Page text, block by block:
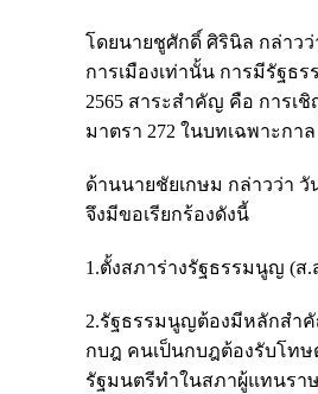
โดยนายชูศักดิ์ ศิรินิล กล่าว
การเมืองเท่านั้น การมีรัฐธ
2565 สาระสำคัญ คือ การ
มาตรา 272 ในบทเฉพาะก
ด้านนายชัยเกษม กล่าวว่า
จึงมีขอเรียกร้องดังนี้
1.ตั้งสภาร่างรัฐธรรมนูญ (ส
2.รัฐธรรมนูญต้องมีหลักสำ
กบฎ คนเป็นกบฎต้องรับโท
รัฐมนตรีทำในสภาผู้แทนรา